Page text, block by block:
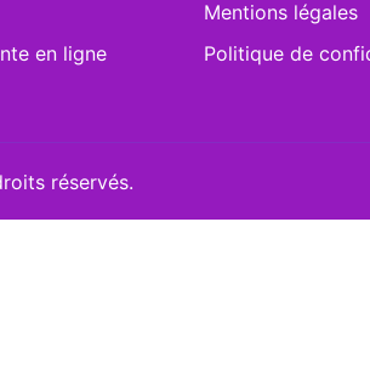
en ligne
Mentions légales
Politique de
réservés.